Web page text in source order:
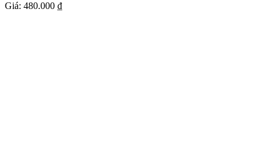
Giá: 480.000 ₫